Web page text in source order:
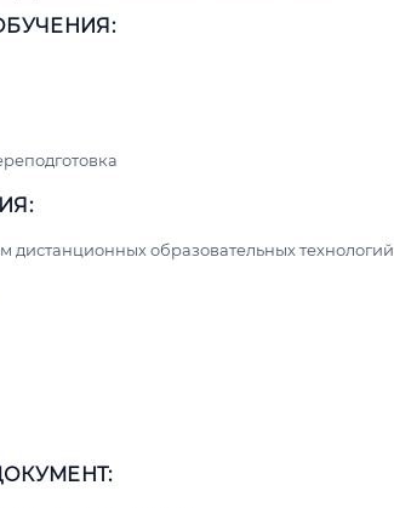
дистанционных образовательных технологий